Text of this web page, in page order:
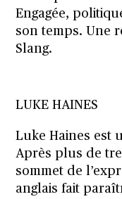
Engagée,
son temps. Une
Slang.
LUKE HAINES
Luke Haines est
Après plus de
sommet de
anglais fait